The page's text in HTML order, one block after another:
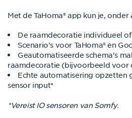
Met de TaHoma® app kun je, onder
De raamdecoratie individueel
Scenario's voor TaHoma® en
Geautomatiseerde schema's
raamdecoratie (bijvoorbeeld voor
Echte automatisering opzetten
sensor input*
*Vereist IO sensoren van Somfy.